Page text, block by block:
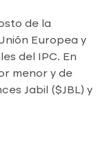
de la
Europea y
del IPC. En
menor y de
Jabil ($JBL) y